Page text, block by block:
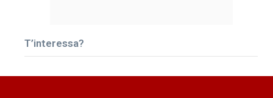
T’interessa?